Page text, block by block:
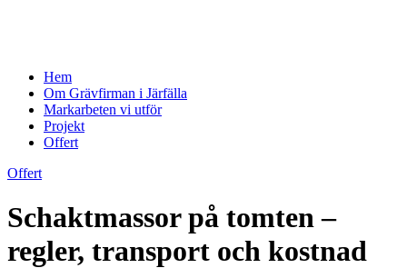
Hem
Om Grävfirman i Järfälla
Markarbeten vi utför
Projekt
Offert
Offert
Schaktmassor på tomten –
regler, transport och kostnad